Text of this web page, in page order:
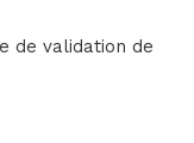
de validation de